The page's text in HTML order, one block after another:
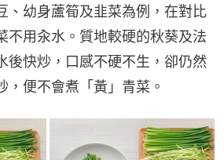
、幼身蘆筍及韭菜為例，在對比
不用汆水。質地較硬的秋葵及法
後快炒，口感不硬不生，卻仍然
，便不會煮「黃」青菜。